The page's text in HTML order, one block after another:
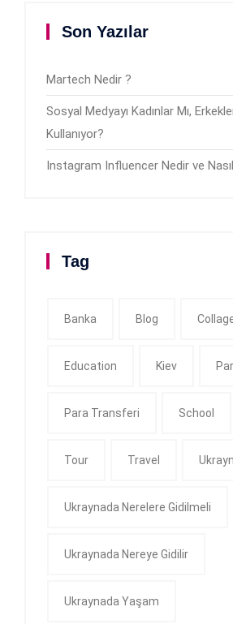
Son Yazılar
Martech Nedir ?
Sosyal Medyayı Kadınlar Mı,
Kullanıyor?
Instagram Influencer Nedir ve
Tag
Banka Blog
Education Kiev
Para Transferi School
Tour Travel
Ukraynada Nerelere Gidilmeli
Ukraynada Nereye Gidilir
Ukraynada Yaşam